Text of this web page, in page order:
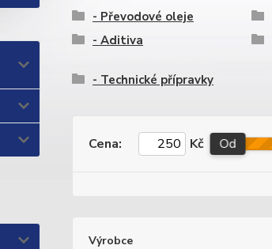
- Převodové oleje
- Aditiva
- Technické přípravky
Cena: Kč Od
Výrobce